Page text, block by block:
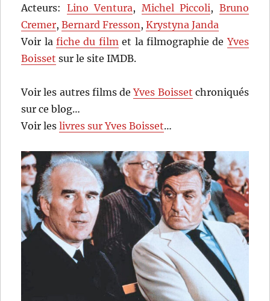
Acteurs: Lino Ventura, Michel Piccoli, Bruno
Cremer,Bernard Fresson,Krystyna Janda
Voir lafiche du filmet la filmographie deYves
Boisset sur le site IMDB.
Voir les autres films deYves Boisset chroniqués
sur ce blog…
Voir leslivres sur Yves Boisset…